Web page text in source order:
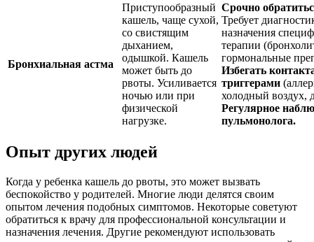
Бронхиальная астма
Приступообразный
кашель, чаще сухой,
со свистящим
дыханием,
одышкой. Кашель
может быть до
рвоты. Усиливается
ночью или при
физической
нагрузке.
Срочно
Требует
назначения
терапии
гормональные
Избегать
триггерами
холодный воздух,
Регулярное
пульмонолога.
Опыт других людей
Когда у ребенка кашель до рвоты, это может вызвать
беспокойство у родителей. Многие люди делятся своим
опытом лечения подобных симптомов. Некоторые советуют
обратиться к врачу для профессиональной консультации и
назначения лечения. Другие рекомендуют использовать